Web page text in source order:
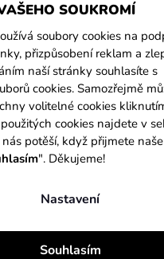
SOUKROMÍ
soubory cookies na
přizpůsobení reklam a
naší stránky souhlasíte s
cookies. Samozřejmě
volitelné cookies
cookies najdete v
nás potěší, když přijmete
". Děkujeme!
Nastavení
Souhlasím
číslo 1 - modrý
klasickélatexové